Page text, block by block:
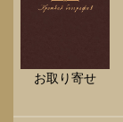
お取り寄せ